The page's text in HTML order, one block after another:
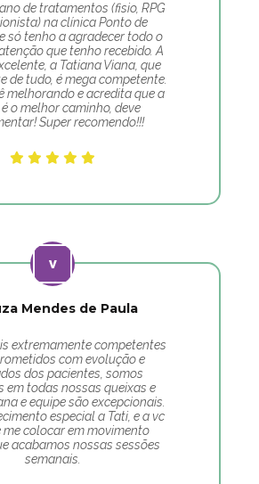
de tratamentos (fisio, RPG
na clínica Ponto de
só tenho a agradecer todo o
que tenho recebido. A
a Tatiana Viana, que
de tudo, é mega competente.
melhorando e acredita que a
o melhor caminho, deve
Super recomendo!!!
Mendes de Paula
extremamente competentes
com evolução e
dos pacientes, somos
em todas nossas queixas e
e equipe são excepcionais.
especial a Tati, e a vc
me colocar em movimento
acabamos nossas sessões
semanais.